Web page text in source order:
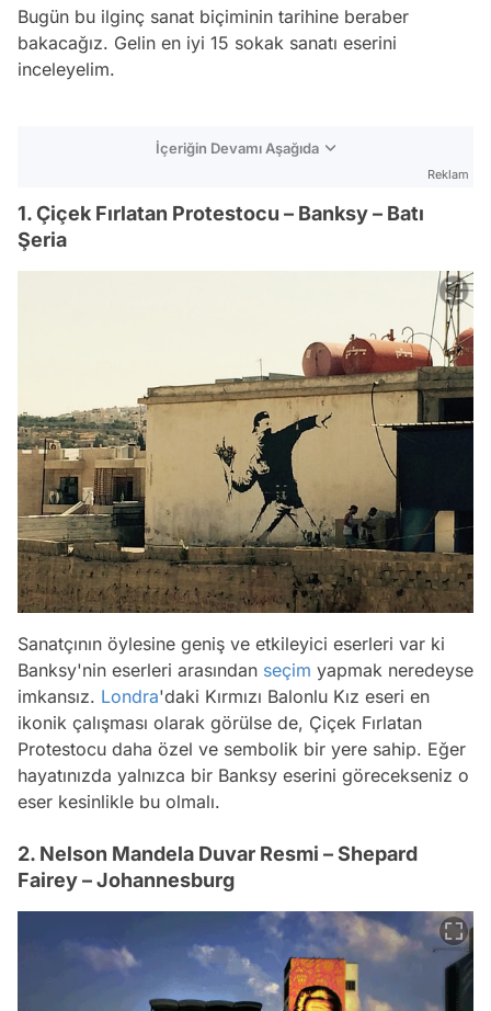
Bugün bu ilginç sanat biçiminin tarihine beraber
bakacağız. Gelin en iyi 15 sokak sanatı eserini
inceleyelim.
İçeriğin Devamı Aşağıda
Reklam
1. Çiçek Fırlatan Protestocu – Banksy – Batı
Şeria
Sanatçının öylesine geniş ve etkileyici eserleri var ki
Banksy'nin eserleri arasından seçim yapmak neredeyse
imkansız. Londra'daki Kırmızı Balonlu Kız eseri en
ikonik çalışması olarak görülse de, Çiçek Fırlatan
Protestocu daha özel ve sembolik bir yere sahip. Eğer
hayatınızda yalnızca bir Banksy eserini görecekseniz o
eser kesinlikle bu olmalı.
2. Nelson Mandela Duvar Resmi – Shepard
Fairey – Johannesburg